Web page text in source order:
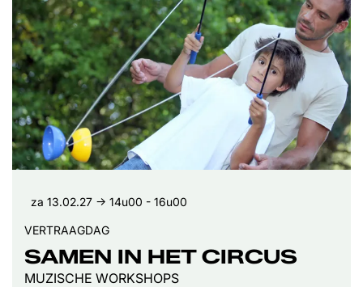
SAMEN IN HET CIRCUS
MUZISCHE WORKSHOPS
VERTRAAGDAG
za 13.02.27 → 14u00 - 16u00